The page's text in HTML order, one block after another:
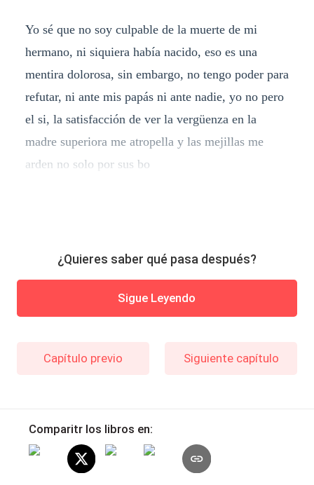
Yo sé que no soy culpable de la muerte de mi
hermano, ni siquiera había nacido, eso es una
mentira dolorosa, sin embargo, no tengo poder para
refutar, ni ante mis papás ni ante nadie, yo no pero
el si, la satisfacción de ver la vergüenza en la
madre superiora me atropella y las mejillas me
arden no solo por sus bo
¿Quieres saber qué pasa después?
Sigue Leyendo
Capítulo previo Siguiente capítulo
Comparitr los libros en: